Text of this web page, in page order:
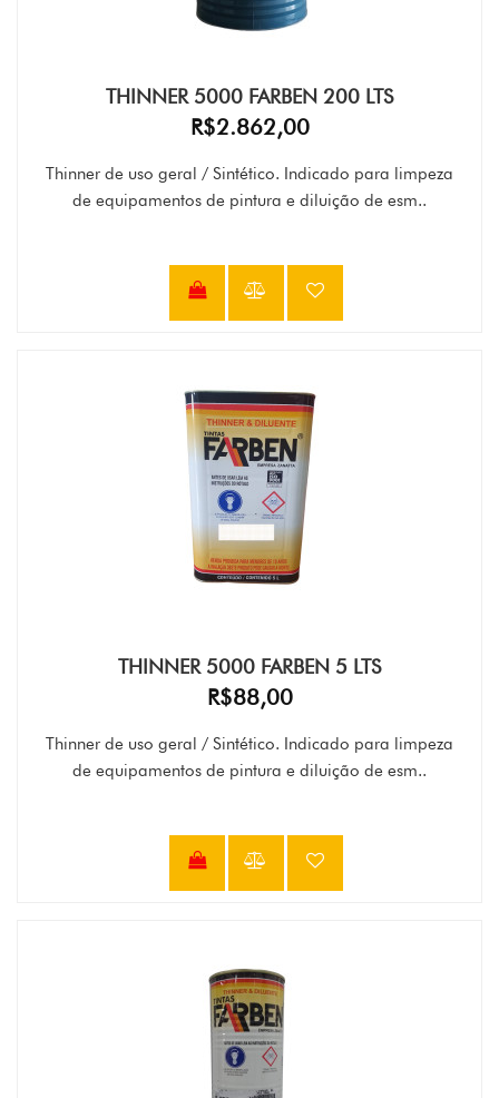
THINNER 5000 FARBEN 200 LTS
R$2.862,00
Thinner de uso geral / Sintético. Indicado para limpeza
de equipamentos de pintura e diluição de esm..
THINNER 5000 FARBEN 5 LTS
R$88,00
Thinner de uso geral / Sintético. Indicado para limpeza
de equipamentos de pintura e diluição de esm..